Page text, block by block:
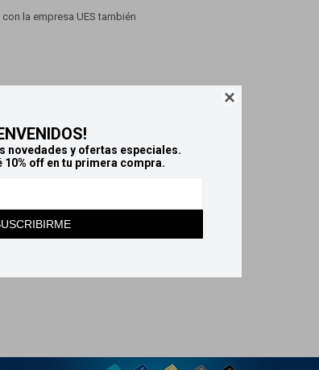

novedades y ofertas especiales.
10% off en tu primera compra.
la empresa UES también
entrega, puede